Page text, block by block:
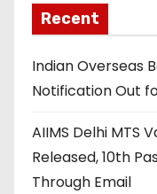
Recent
Indian Overseas
Notification Out
AIIMS Delhi MTS
Released, 10th
Through Email